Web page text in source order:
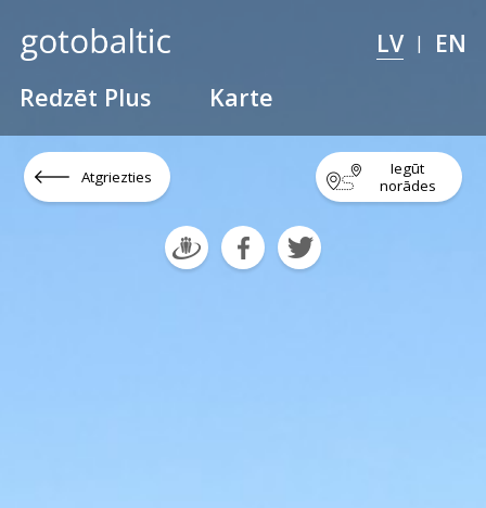
Redzēt Plus Karte
LV | EN
Atgriezties
Iegūt
norādes